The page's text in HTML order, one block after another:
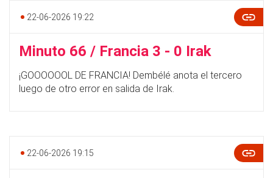
22-06-2026 19:22
Minuto 66 / Francia 3 - 0 Irak
¡GOOOOOOL DE FRANCIA! Dembélé anota el tercero
luego de otro error en salida de Irak.
22-06-2026 19:15